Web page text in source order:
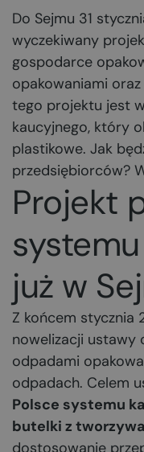
Do Sejmu 31
wyczekiwany
gospodarce
opakowaniami
tego projektu jest
kaucyjnego, który
plastikowe. Jak
przedsiębiorców?
Projekt
już w
Z końcem stycznia
nowelizacji ustawy
odpadami
odpadach. Celem
Polsce systemu
butelki z
dostosowanie